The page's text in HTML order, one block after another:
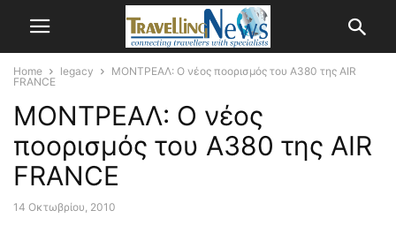
Home legacy
ΜΟΝΤΡΕΑΛ: Ο νέος ποορισμός του Α380 της AIR
FRANCE
ΜΟΝΤΡΕΑΛ: Ο νέος
ποορισμός του Α380 της AIR
FRANCE
14 Οκτωβρίου, 2010